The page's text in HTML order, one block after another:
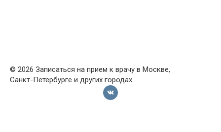
© 2026 Записаться на прием к врачу в Москве,
Санкт-Петербурге и других городах.